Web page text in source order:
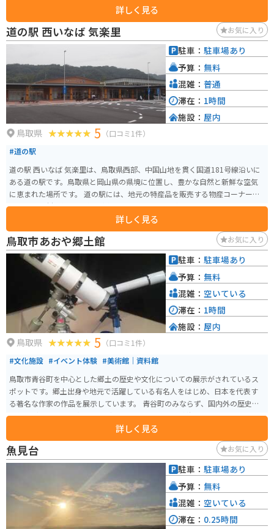
す。美少女フィギュアから、リアルな動物、人物フィギュア、ジオラマまで、
多彩な展示物があります。 無料駐車場が完備されており、大型観光バスでも
利用可能です。営業時間は9:00～17:00（夏季は18:00まで）で、無休で運営
されています。円形劇場くらよしフィギュアミュージアムは、フィギュアコ
レクターやアニメファンにとってはもちろん、建築や歴史に興味がある人に
とっても魅力的なスポットです。旧学校校舎を利用した施設として、地域の文
化遺産を活用しながら、新たな観光資源としての価値を生み出しています。
詳しく見る
道の駅 西いなば 気楽里 お気に入り
鳥取県 5 （口コミ1件）
#道の駅
道の駅 西いなば 気楽里は、鳥取県西部、中国山地を貫く国道181号線沿いに
ある道の駅です。鳥取県と岡山県の県境に位置し、豊かな自然と新鮮な空気
に恵まれた場所です。 道の駅には、地元の特産品を販売する物産コーナー
や、地元食材を使った料理が楽しめるレストランがあります。物産コーナー
では、鳥取県産の新鮮な野菜や果物、地元産の猪肉や鹿肉を使ったジビエ料
理、西いなばの特産品である「豆腐ちくわ」などが人気です。レストランで
は、鳥取県産の食材を使った定食や麺類、丼物などが味わえます。 また、道
の駅 西いなば 気楽里は、バイクツーリングの拠点としても人気があります。
道の駅には、バイクスタンドや休憩スペースが完備されているほか、周辺に
は、中国山地のワインディングロードや、絶景スポットがたくさんありま
す。ツーリングの休憩に、ぜひお立ち寄りください。 周辺には、鳥取県の名
峰・大山や、日本最大級の花崗岩ドームとして知られる「鬼の舌震」などの
観光スポットがあります。道の駅で情報収集をしてから、観光に出かけるの
もおすすめです。
詳しく見る
駐車： 駐車場あり
予算： 無料
混雑： 普通
滞在： 1時間
施設： 屋内
鳥取市あおや郷土館 お気に入り
鳥取県 5 （口コミ1件）
#文化施設 #イベント体験 #美術館｜資料館
鳥取市青谷町を中心とした郷土の歴史や文化についての展示がされているス
ポットです。郷土出身や地元で活躍している有名人をはじめ、日本を代表す
る著名な作家の作品を展示しています。 青谷町のみならず、国内外の歴史・
文化などを紹介する企画展などもされています。 山陰海岸ジオパーク展示コ
ーナーでは、鳥取県青谷町から京丹後市までの見どころや、鳴り砂、因州和
紙の魅力なども紹介されており、歴史や文化に興味がある人にオススメで
す。
詳しく見る
駐車： 駐車場あり
予算： 無料
混雑： 空いている
滞在： 1時間
施設： 屋内
魚見台 お気に入り
駐車： 駐車場あり
予算： 無料
混雑： 空いている
滞在： 0.25時間